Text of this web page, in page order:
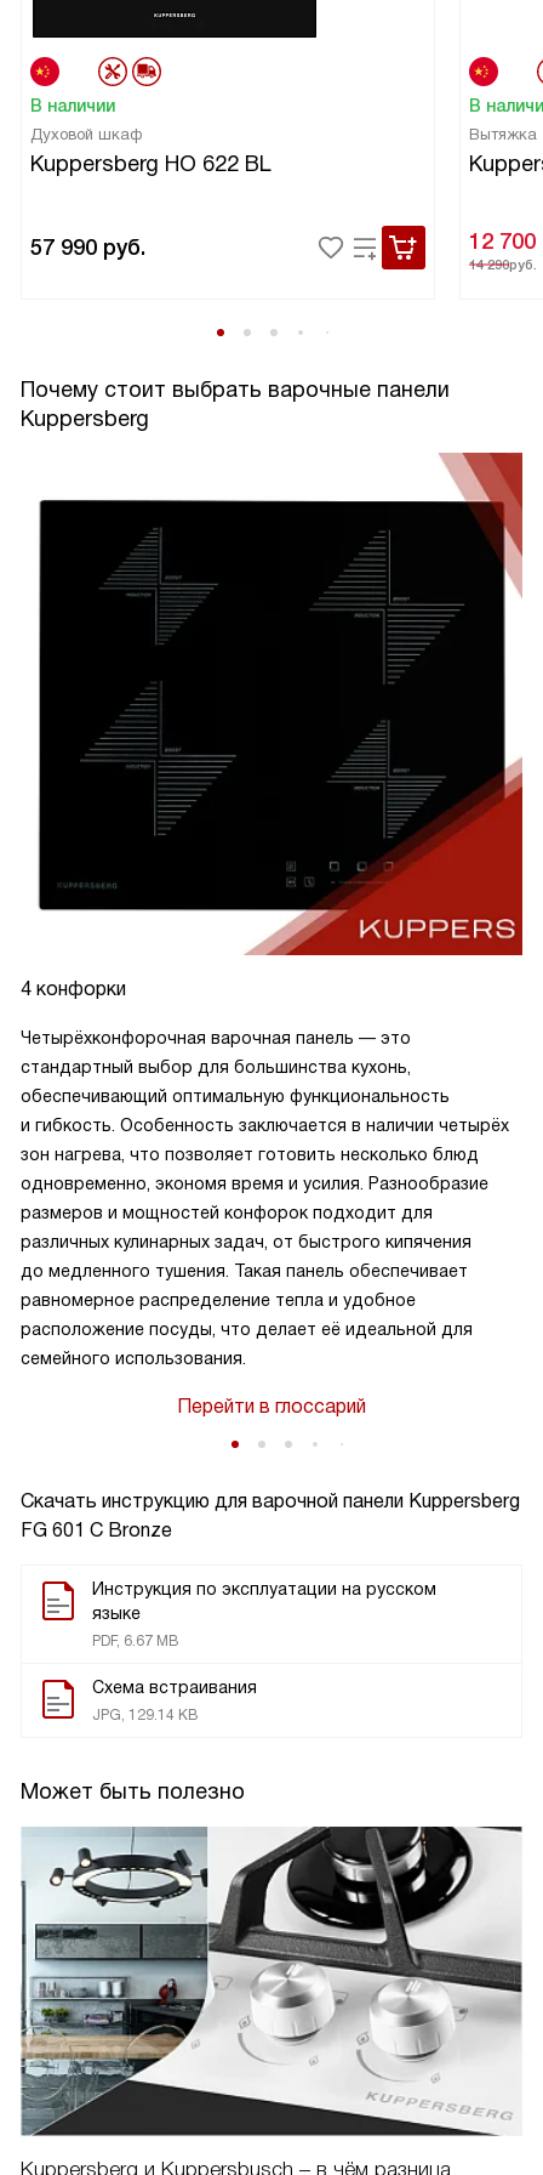
Скачать инструкцию для варочной панели Kuppersberg
FG 601 C Bronze
Инструкция по эксплуатации на русском
языке
PDF, 6.67 MB
Схема встраивания
JPG, 129.14 KB
Может быть полезно
Kuppersberg и Kuppersbusch – в чём разница
прочих неприятностях.
настоящим украшением моей кухни и делает процесс
приготовления пищи настолько приятным и удобным!
В наличии
Духовой шкаф
Kuppersberg HO 622 BL
57 990 руб.
В
Вытяжка
12 700
14 290руб.
Почему стоит выбрать варочные панели
Kuppersberg
4 конфорки
Четырёхконфорочная варочная панель — это
стандартный выбор для большинства кухонь,
обеспечивающий оптимальную функциональность
и гибкость. Особенность заключается в наличии четырёх
зон нагрева, что позволяет готовить несколько блюд
одновременно, экономя время и усилия. Разнообразие
размеров и мощностей конфорок подходит для
различных кулинарных задач, от быстрого кипячения
до медленного тушения. Такая панель обеспечивает
равномерное распределение тепла и удобное
расположение посуды, что делает её идеальной для
семейного использования.
Перейти в глоссарий